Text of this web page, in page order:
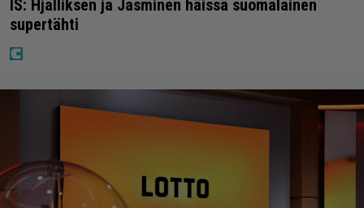
IS: Hjalliksen ja Jasminen häissä suomalainen
supertähti